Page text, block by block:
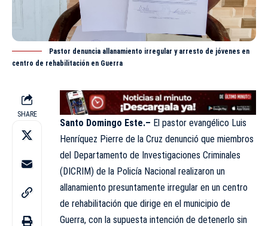
Pastor denuncia allanamiento irregular y arresto de jóvenes en
centro de rehabilitación en Guerra
SHARE
Santo Domingo Este.– El pastor evangélico Luis
Henríquez Pierre de la Cruz denunció que miembros
del Departamento de Investigaciones Criminales
(DICRIM) de la Policía Nacional realizaron un
allanamiento presuntamente irregular en un centro
de rehabilitación que dirige en el municipio de
Guerra, con la supuesta intención de detenerlo sin